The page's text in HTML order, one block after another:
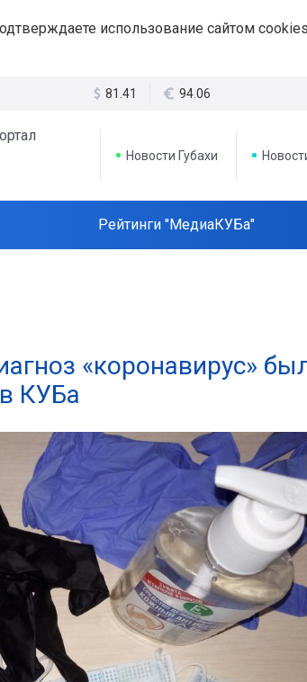
использование сайтом
81.41 94.06
Новости Губахи
Рейтинги "МедиаКУБа"
«коронавирус»
КУБа